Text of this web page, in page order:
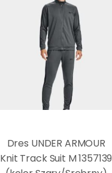
Dres UNDER ARMOUR
Knit Track Suit M 1357139